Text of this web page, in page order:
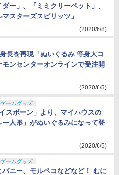
ー」、「ミミクリーペット」、
マスターズスピリッツ」
(2020/6/8)
長を再現「ぬいぐるみ 等身大コ
モンセンターオンラインで受注開
(2020/6/5)
ゲームグッズ
スボーン」より、マイハウスの
ー人形」がぬいぐるみになって登
(2020/6/5)
ゲームグッズ
バニー、モルペコなどなど！ むに